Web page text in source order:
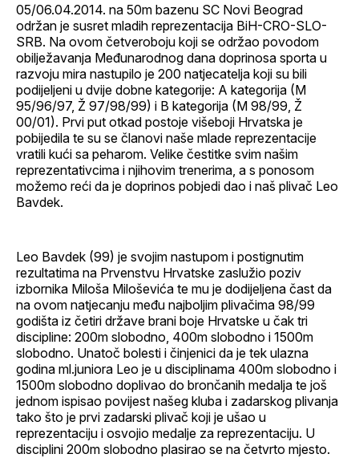
05/06.04.2014. na 50m bazenu SC Novi Beograd
održan je susret mladih reprezentacija BiH-CRO-SLO-
SRB. Na ovom četveroboju koji se održao povodom
obilježavanja Međunarodnog dana doprinosa sporta u
razvoju mira nastupilo je 200 natjecatelja koji su bili
podijeljeni u dvije dobne kategorije: A kategorija (M
95/96/97, Ž 97/98/99) i B kategorija (M 98/99, Ž
00/01). Prvi put otkad postoje višeboji Hrvatska je
pobijedila te su se članovi naše mlade reprezentacije
vratili kući sa peharom. Velike čestitke svim našim
reprezentativcima i njihovim trenerima, a s ponosom
možemo reći da je doprinos pobjedi dao i naš plivač Leo
Bavdek.
Leo Bavdek (99) je svojim nastupom i postignutim
rezultatima na Prvenstvu Hrvatske zaslužio poziv
izbornika Miloša Miloševića te mu je dodijeljena čast da
na ovom natjecanju među najboljim plivačima 98/99
godišta iz četiri države brani boje Hrvatske u čak tri
discipline: 200m slobodno, 400m slobodno i 1500m
slobodno. Unatoč bolesti i činjenici da je tek ulazna
godina ml.juniora Leo je u disciplinama 400m slobodno i
1500m slobodno doplivao do brončanih medalja te još
jednom ispisao povijest našeg kluba i zadarskog plivanja
tako što je prvi zadarski plivač koji je ušao u
reprezentaciju i osvojio medalje za reprezentaciju. U
disciplini 200m slobodno plasirao se na četvrto mjesto.